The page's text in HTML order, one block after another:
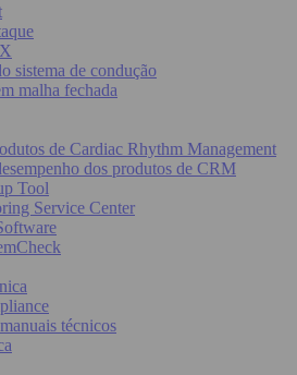
sistema de condução
malha fechada
de Cardiac Rhythm Management
dos produtos de CRM
Tool
Service Center
técnicos